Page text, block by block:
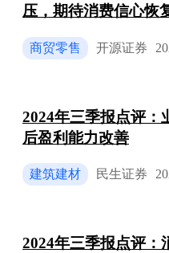
压，期待消费信心恢
商贸零售 开源证券
2024年三季报点评：
后盈利能力改善
建筑建材 民生证券
2024年三季报点评：